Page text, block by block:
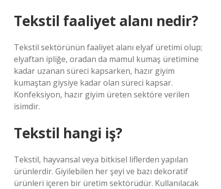
Tekstil faaliyet alanı nedir?
Tekstil sektörünün faaliyet alanı elyaf üretimi olup;
elyaftan ipliğe, oradan da mamul kumaş üretimine
kadar uzanan süreci kapsarken, hazır giyim
kumaştan giysiye kadar olan süreci kapsar.
Konfeksiyon, hazır giyim üreten sektöre verilen
isimdir.
Tekstil hangi iş?
Tekstil, hayvansal veya bitkisel liflerden yapılan
ürünlerdir. Giyilebilen her şeyi ve bazı dekoratif
ürünleri içeren bir üretim sektörüdür. Kullanılacak